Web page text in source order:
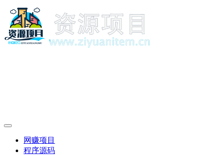
网赚项目
程序源码